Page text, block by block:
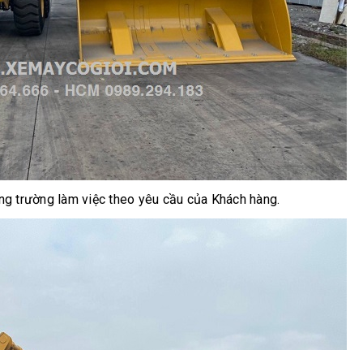
trường làm việc theo yêu cầu của Khách hàng.